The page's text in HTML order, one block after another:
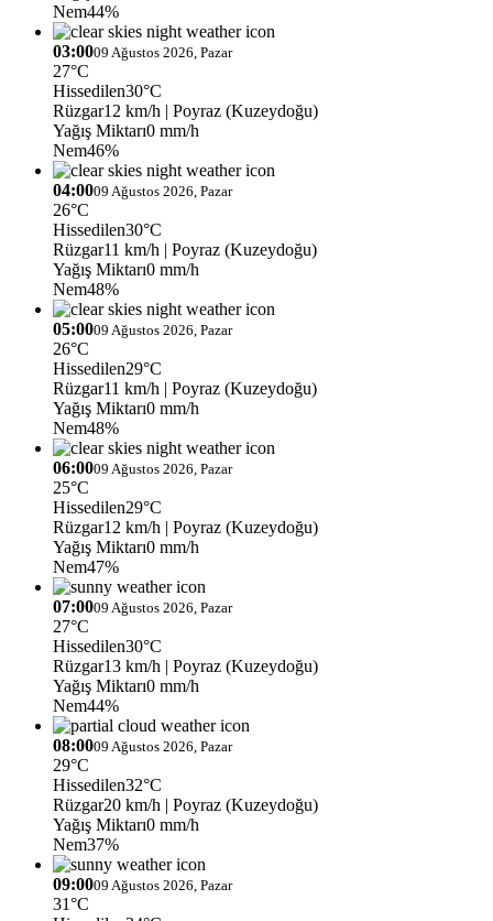
Nem44%
03:0009 Ağustos 2026, Pazar
27°C
Hissedilen30°C
Rüzgar12 km/h | Poyraz (Kuzeydoğu)
Yağış Miktarı0 mm/h
Nem46%
04:0009 Ağustos 2026, Pazar
26°C
Hissedilen30°C
Rüzgar11 km/h | Poyraz (Kuzeydoğu)
Yağış Miktarı0 mm/h
Nem48%
05:0009 Ağustos 2026, Pazar
26°C
Hissedilen29°C
Rüzgar11 km/h | Poyraz (Kuzeydoğu)
Yağış Miktarı0 mm/h
Nem48%
06:0009 Ağustos 2026, Pazar
25°C
Hissedilen29°C
Rüzgar12 km/h | Poyraz (Kuzeydoğu)
Yağış Miktarı0 mm/h
Nem47%
07:0009 Ağustos 2026, Pazar
27°C
Hissedilen30°C
Rüzgar13 km/h | Poyraz (Kuzeydoğu)
Yağış Miktarı0 mm/h
Nem44%
08:0009 Ağustos 2026, Pazar
29°C
Hissedilen32°C
Rüzgar20 km/h | Poyraz (Kuzeydoğu)
Yağış Miktarı0 mm/h
Nem37%
09:0009 Ağustos 2026, Pazar
31°C